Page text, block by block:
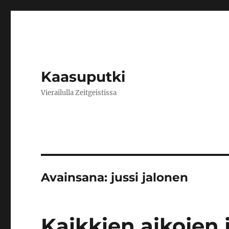
Kaasuputki
Vierailulla Zeitgeistissa
Avainsana: jussi jalonen